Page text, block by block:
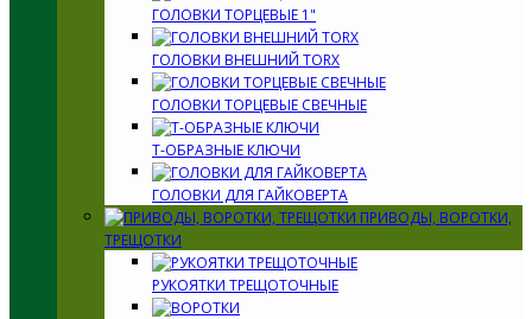
ГОЛОВКИ ТОРЦЕВЫЕ 1"
ГОЛОВКИ ВНЕШНИЙ TORX
ГОЛОВКИ ТОРЦЕВЫЕ СВЕЧНЫЕ
Т-ОБРАЗНЫЕ КЛЮЧИ
ГОЛОВКИ ДЛЯ ГАЙКОВЕРТА
ПРИВОДЫ, ВОРОТКИ,
ТРЕЩОТКИ
РУКОЯТКИ ТРЕЩОТОЧНЫЕ